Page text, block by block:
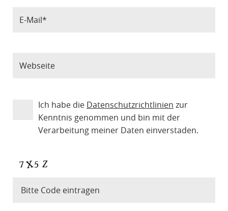
Ich habe die Datenschutzrichtlinien zur
Kenntnis genommen und bin mit der
Verarbeitung meiner Daten einverstaden.